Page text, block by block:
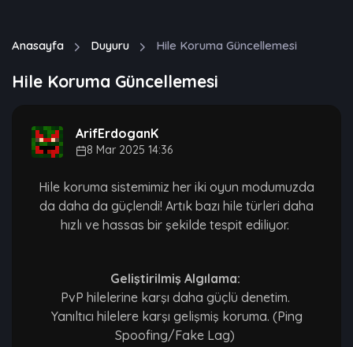
Anasayfa Duyuru Hile Koruma Güncellemesi
Hile Koruma Güncellemesi
ArifErdoganK
8 Mar 2025 14:36
Hile koruma sistemimiz her iki oyun modumuzda
da daha da güçlendi! Artık bazı hile türleri daha
hızlı ve hassas bir şekilde tespit ediliyor.
Geliştirilmiş Algılama:
PvP hilelerine karşı daha güçlü denetim.
Yanıltıcı hilelere karşı gelişmiş koruma. (Ping
Spoofing/Fake Lag)